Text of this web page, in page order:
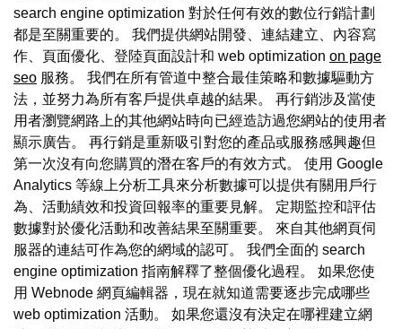
search engine optimization 對於任何有效的數位行銷計劃
都是至關重要的。 我們提供網站開發、連結建立、內容寫
作、頁面優化、登陸頁面設計和 web optimization on page
seo 服務。 我們在所有管道中整合最佳策略和數據驅動方
法，並努力為所有客戶提供卓越的結果。 再行銷涉及當使
用者瀏覽網路上的其他網站時向已經造訪過您網站的使用者
顯示廣告。 再行銷是重新吸引對您的產品或服務感興趣但
第一次沒有向您購買的潛在客戶的有效方式。 使用 Google
Analytics 等線上分析工具來分析數據可以提供有關用戶行
為、活動績效和投資回報率的重要見解。 定期監控和評估
數據對於優化活動和改善結果至關重要。 來自其他網頁伺
服器的連結可作為您的網域的認可。 我們全面的 search
engine optimization 指南解釋了整個優化過程。 如果您使
用 Webnode 網頁編輯器，現在就知道需要逐步完成哪些
web optimization 活動。 如果您還沒有決定在哪裡建立網